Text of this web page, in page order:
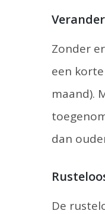
Zonder
een
maand).
dan
De